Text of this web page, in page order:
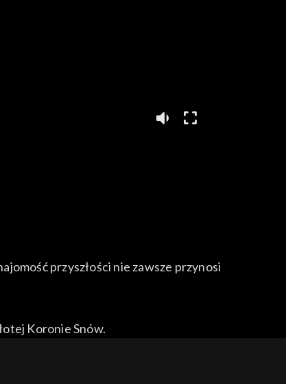
przyszłości nie zawsze przynosi
Koronie Snów.